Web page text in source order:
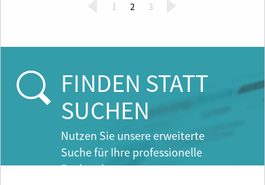
1 2(
r
n
3
FINDEN STATT
SUCHEN
Nutzen Sie unsere erweiterte
Suche für Ihre professionelle
Recherche.